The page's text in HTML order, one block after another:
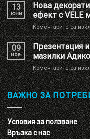
13
юни
Нова
ефект с VELE
Коментарите са
09
ное.
Презентация
мазилки
Коментарите са
ВАЖНО ЗА
Условия за ползване
Връзка с нас